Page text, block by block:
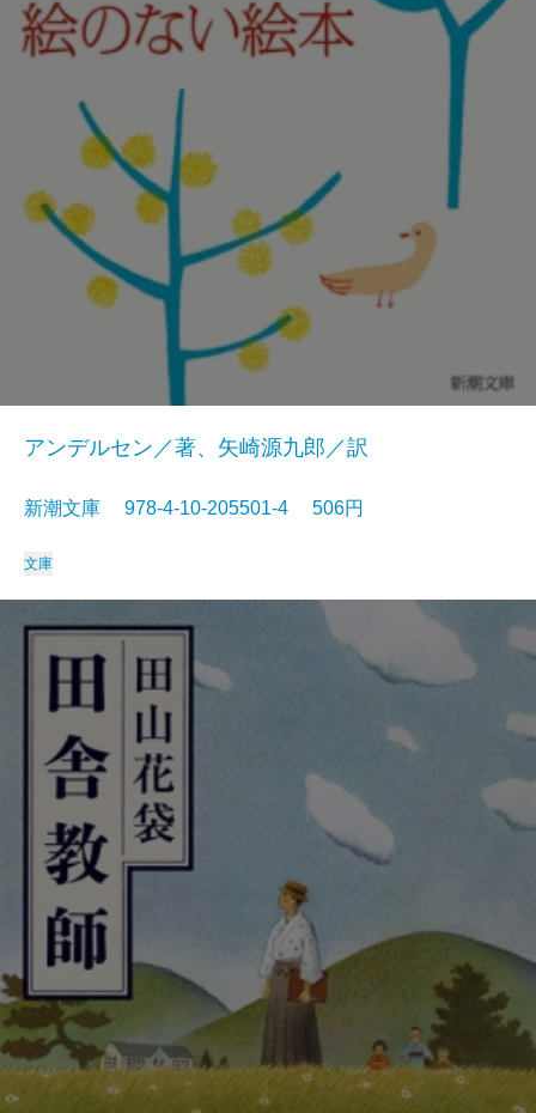
アンデルセン／著、矢崎源九郎／訳
新潮文庫 978-4-10-205501-4 506円
文庫